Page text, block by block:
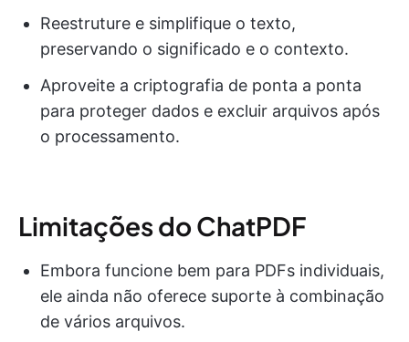
Reestruture e simplifique o texto,
preservando o significado e o contexto.
Aproveite a criptografia de ponta a ponta
para proteger dados e excluir arquivos após
o processamento.
Limitações do ChatPDF
Embora funcione bem para PDFs individuais,
ele ainda não oferece suporte à combinação
de vários arquivos.